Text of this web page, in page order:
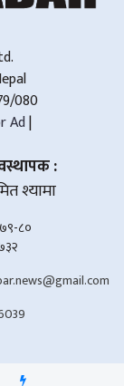
080
Ad|
:
श्यामा
८०